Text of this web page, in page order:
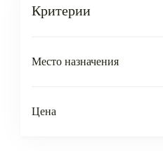
Критерии
Место назначения
Цена